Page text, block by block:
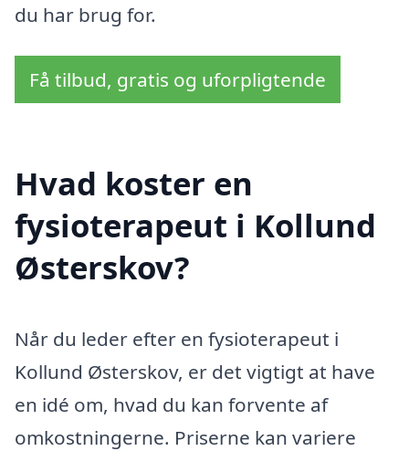
du har brug for.
Få tilbud, gratis og uforpligtende
Hvad koster en
fysioterapeut i Kollund
Østerskov?
Når du leder efter en fysioterapeut i
Kollund Østerskov, er det vigtigt at have
en idé om, hvad du kan forvente af
omkostningerne. Priserne kan variere